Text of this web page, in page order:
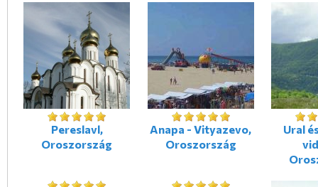
Pereslavl,
Oroszország
Anapa - Vityazevo,
Oroszország
Ural